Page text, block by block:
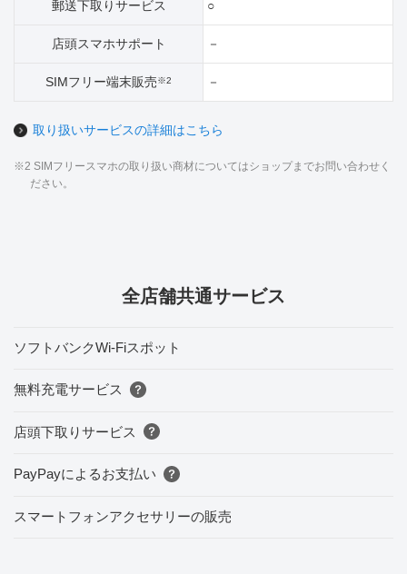
郵送下取りサービス ○
店頭スマホサポート －
SIMフリー端末販売※2 －
取り扱いサービスの詳細はこちら
※2 SIMフリースマホの取り扱い商材についてはショップまでお問い合わせく
ださい。
全店舗共通サービス
ソフトバンクWi-Fiスポット
無料充電サービス
店頭下取りサービス
PayPayによるお支払い
スマートフォンアクセサリーの販売